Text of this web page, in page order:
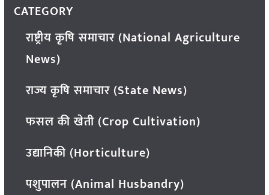
CATEGORY
राष्ट्रीय कृषि समाचार (National Agriculture
News)
राज्य कृषि समाचार (State News)
फसल की खेती (Crop Cultivation)
उद्यानिकी (Horticulture)
पशुपालन (Animal Husbandry)